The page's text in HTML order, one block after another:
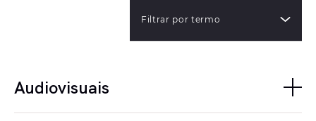
Filtrar por termo
Audiovisuais